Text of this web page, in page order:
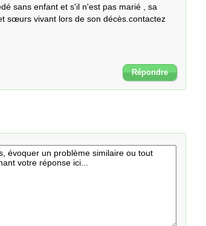
sans enfant et s'il n'est pas marié , sa
sœurs vivant lors de son décès.contactez
Répondre